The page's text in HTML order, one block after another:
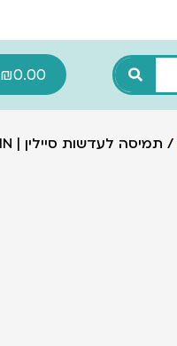
₪0.00
/ תמיסה לעדשות סיילין | SAILIN